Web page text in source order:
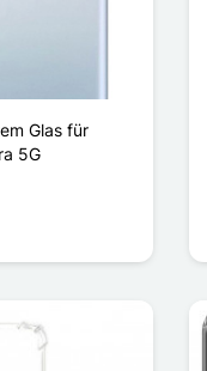
Glas für
5G